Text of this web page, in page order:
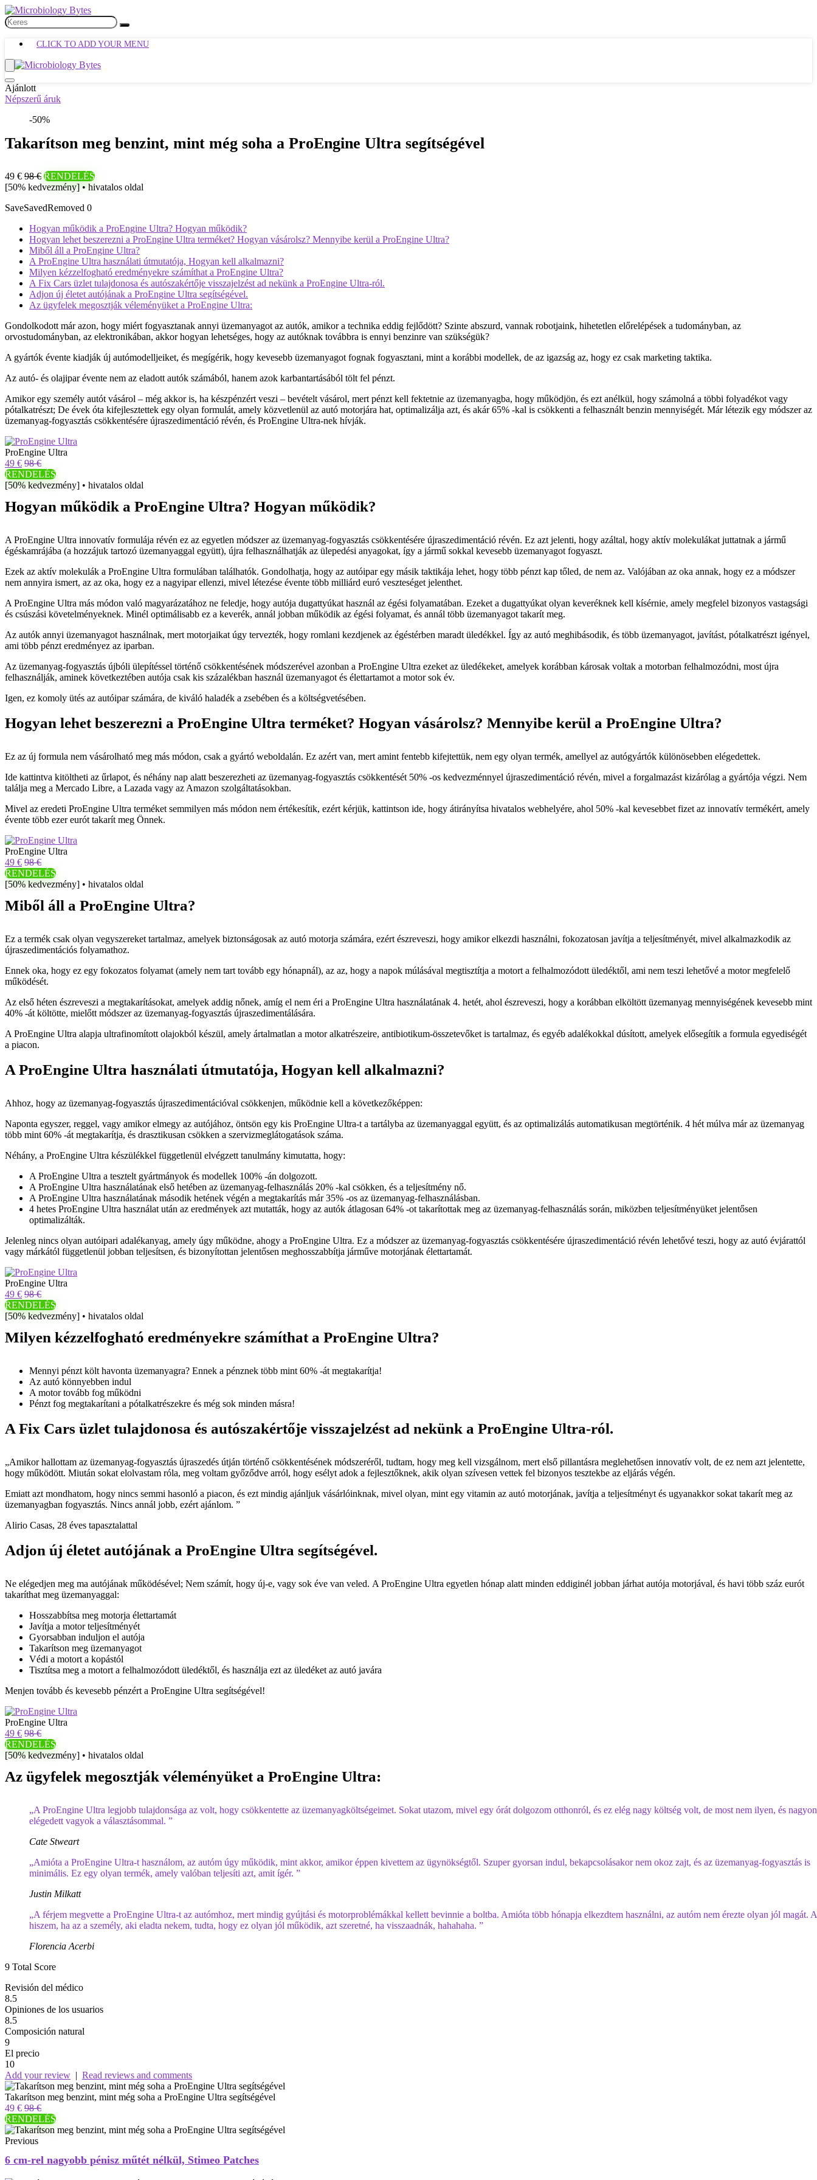
CLICK TO ADD YOUR MENU
Ajánlott
Népszerű áruk
-50%
Takarítson meg benzint, mint még soha a ProEngine Ultra segítségével
49 € 98 € RENDELÉS
[50% kedvezmény] • hivatalos oldal
SaveSavedRemoved 0
Hogyan működik a ProEngine Ultra? Hogyan működik?
Hogyan lehet beszerezni a ProEngine Ultra terméket? Hogyan vásárolsz? Mennyibe kerül a ProEngine Ultra?
Miből áll a ProEngine Ultra?
A ProEngine Ultra használati útmutatója, Hogyan kell alkalmazni?
Milyen kézzelfogható eredményekre számíthat a ProEngine Ultra?
A Fix Cars üzlet tulajdonosa és autószakértője visszajelzést ad nekünk a ProEngine Ultra-ról.
Adjon új életet autójának a ProEngine Ultra segítségével.
Az ügyfelek megosztják véleményüket a ProEngine Ultra:
Gondolkodott már azon, hogy miért fogyasztanak annyi üzemanyagot az autók, amikor a technika eddig fejlődött? Szinte abszurd, vannak robotjaink, hihetetlen előrelépések a tudományban, az
orvostudományban, az elektronikában, akkor hogyan lehetséges, hogy az autóknak továbbra is ennyi benzinre van szükségük?
A gyártók évente kiadják új autómodelljeiket, és megígérik, hogy kevesebb üzemanyagot fognak fogyasztani, mint a korábbi modellek, de az igazság az, hogy ez csak marketing taktika.
Az autó- és olajipar évente nem az eladott autók számából, hanem azok karbantartásából tölt fel pénzt.
Amikor egy személy autót vásárol – még akkor is, ha készpénzért veszi – bevételt vásárol, mert pénzt kell fektetnie az üzemanyagba, hogy működjön, és ezt anélkül, hogy számolná a többi folyadékot vagy
pótalkatrészt; De évek óta kifejlesztettek egy olyan formulát, amely közvetlenül az autó motorjára hat, optimalizálja azt, és akár 65% -kal is csökkenti a felhasznált benzin mennyiségét. Már létezik egy módszer az
üzemanyag-fogyasztás csökkentésére újraszedimentáció révén, és ProEngine Ultra-nek hívják.
ProEngine Ultra
49 € 98 €
RENDELÉS
[50% kedvezmény] • hivatalos oldal
Hogyan működik a ProEngine Ultra? Hogyan működik?
A ProEngine Ultra innovatív formulája révén ez az egyetlen módszer az üzemanyag-fogyasztás csökkentésére újraszedimentáció révén. Ez azt jelenti, hogy azáltal, hogy aktív molekulákat juttatnak a jármű
égéskamrájába (a hozzájuk tartozó üzemanyaggal együtt), újra felhasználhatják az ülepedési anyagokat, így a jármű sokkal kevesebb üzemanyagot fogyaszt.
Ezek az aktív molekulák a ProEngine Ultra formulában találhatók. Gondolhatja, hogy az autóipar egy másik taktikája lehet, hogy több pénzt kap tőled, de nem az. Valójában az oka annak, hogy ez a módszer
nem annyira ismert, az az oka, hogy ez a nagyipar ellenzi, mivel létezése évente több milliárd euró veszteséget jelenthet.
A ProEngine Ultra más módon való magyarázatához ne feledje, hogy autója dugattyúkat használ az égési folyamatában. Ezeket a dugattyúkat olyan keveréknek kell kísérnie, amely megfelel bizonyos vastagsági
és csúszási követelményeknek. Minél optimálisabb ez a keverék, annál jobban működik az égési folyamat, és annál több üzemanyagot takarít meg.
Az autók annyi üzemanyagot használnak, mert motorjaikat úgy tervezték, hogy romlani kezdjenek az égéstérben maradt üledékkel. Így az autó meghibásodik, és több üzemanyagot, javítást, pótalkatrészt igényel,
ami több pénzt eredményez az iparban.
Az üzemanyag-fogyasztás újbóli ülepítéssel történő csökkentésének módszerével azonban a ProEngine Ultra ezeket az üledékeket, amelyek korábban károsak voltak a motorban felhalmozódni, most újra
felhasználják, aminek következtében autója csak kis százalékban használ üzemanyagot és élettartamot a motor sok év.
Igen, ez komoly ütés az autóipar számára, de kiváló haladék a zsebében és a költségvetésében.
Hogyan lehet beszerezni a ProEngine Ultra terméket? Hogyan vásárolsz? Mennyibe kerül a ProEngine Ultra?
Ez az új formula nem vásárolható meg más módon, csak a gyártó weboldalán. Ez azért van, mert amint fentebb kifejtettük, nem egy olyan termék, amellyel az autógyártók különösebben elégedettek.
Ide kattintva kitöltheti az űrlapot, és néhány nap alatt beszerezheti az üzemanyag-fogyasztás csökkentését 50% -os kedvezménnyel újraszedimentáció révén, mivel a forgalmazást kizárólag a gyártója végzi. Nem
találja meg a Mercado Libre, a Lazada vagy az Amazon szolgáltatásokban.
Mivel az eredeti ProEngine Ultra terméket semmilyen más módon nem értékesítik, ezért kérjük, kattintson ide, hogy átirányítsa hivatalos webhelyére, ahol 50% -kal kevesebbet fizet az innovatív termékért, amely
évente több ezer eurót takarít meg Önnek.
ProEngine Ultra
49 € 98 €
RENDELÉS
[50% kedvezmény] • hivatalos oldal
Miből áll a ProEngine Ultra?
Ez a termék csak olyan vegyszereket tartalmaz, amelyek biztonságosak az autó motorja számára, ezért észreveszi, hogy amikor elkezdi használni, fokozatosan javítja a teljesítményét, mivel alkalmazkodik az
újraszedimentációs folyamathoz.
Ennek oka, hogy ez egy fokozatos folyamat (amely nem tart tovább egy hónapnál), az az, hogy a napok múlásával megtisztítja a motort a felhalmozódott üledéktől, ami nem teszi lehetővé a motor megfelelő
működését.
Az első héten észreveszi a megtakarításokat, amelyek addig nőnek, amíg el nem éri a ProEngine Ultra használatának 4. hetét, ahol észreveszi, hogy a korábban elköltött üzemanyag mennyiségének kevesebb mint
40% -át költötte, mielőtt módszer az üzemanyag-fogyasztás újraszedimentálására.
A ProEngine Ultra alapja ultrafinomított olajokból készül, amely ártalmatlan a motor alkatrészeire, antibiotikum-összetevőket is tartalmaz, és egyéb adalékokkal dúsított, amelyek elősegítik a formula egyediségét
a piacon.
A ProEngine Ultra használati útmutatója, Hogyan kell alkalmazni?
Ahhoz, hogy az üzemanyag-fogyasztás újraszedimentációval csökkenjen, működnie kell a következőképpen:
Naponta egyszer, reggel, vagy amikor elmegy az autójához, öntsön egy kis ProEngine Ultra-t a tartályba az üzemanyaggal együtt, és az optimalizálás automatikusan megtörténik. 4 hét múlva már az üzemanyag
több mint 60% -át megtakarítja, és drasztikusan csökken a szervizmeglátogatások száma.
Néhány, a ProEngine Ultra készülékkel függetlenül elvégzett tanulmány kimutatta, hogy:
A ProEngine Ultra a tesztelt gyártmányok és modellek 100% -án dolgozott.
A ProEngine Ultra használatának első hetében az üzemanyag-felhasználás 20% -kal csökken, és a teljesítmény nő.
A ProEngine Ultra használatának második hetének végén a megtakarítás már 35% -os az üzemanyag-felhasználásban.
4 hetes ProEngine Ultra használat után az eredmények azt mutatták, hogy az autók átlagosan 64% -ot takarítottak meg az üzemanyag-felhasználás során, miközben teljesítményüket jelentősen
optimalizálták.
Jelenleg nincs olyan autóipari adalékanyag, amely úgy működne, ahogy a ProEngine Ultra. Ez a módszer az üzemanyag-fogyasztás csökkentésére újraszedimentáció révén lehetővé teszi, hogy az autó évjárattól
vagy márkától függetlenül jobban teljesítsen, és bizonyítottan jelentősen meghosszabbítja járműve motorjának élettartamát.
ProEngine Ultra
49 € 98 €
RENDELÉS
[50% kedvezmény] • hivatalos oldal
Milyen kézzelfogható eredményekre számíthat a ProEngine Ultra?
Mennyi pénzt költ havonta üzemanyagra? Ennek a pénznek több mint 60% -át megtakarítja!
Az autó könnyebben indul
A motor tovább fog működni
Pénzt fog megtakarítani a pótalkatrészekre és még sok minden másra!
A Fix Cars üzlet tulajdonosa és autószakértője visszajelzést ad nekünk a ProEngine Ultra-ról.
„Amikor hallottam az üzemanyag-fogyasztás újraszedés útján történő csökkentésének módszeréről, tudtam, hogy meg kell vizsgálnom, mert első pillantásra meglehetősen innovatív volt, de ez nem azt jelentette,
hogy működött. Miután sokat elolvastam róla, meg voltam győződve arról, hogy esélyt adok a fejlesztőknek, akik olyan szívesen vettek fel bizonyos tesztekbe az eljárás végén.
Emiatt azt mondhatom, hogy nincs semmi hasonló a piacon, és ezt mindig ajánljuk vásárlóinknak, mivel olyan, mint egy vitamin az autó motorjának, javítja a teljesítményt és ugyanakkor sokat takarít meg az
üzemanyagban fogyasztás. Nincs annál jobb, ezért ajánlom. ”
Alirio Casas, 28 éves tapasztalattal
Adjon új életet autójának a ProEngine Ultra segítségével.
Ne elégedjen meg ma autójának működésével; Nem számít, hogy új-e, vagy sok éve van veled. A ProEngine Ultra egyetlen hónap alatt minden eddiginél jobban járhat autója motorjával, és havi több száz eurót
takaríthat meg üzemanyaggal:
Hosszabbítsa meg motorja élettartamát
Javítja a motor teljesítményét
Gyorsabban induljon el autója
Takarítson meg üzemanyagot
Védi a motort a kopástól
Tisztítsa meg a motort a felhalmozódott üledéktől, és használja ezt az üledéket az autó javára
Menjen tovább és kevesebb pénzért a ProEngine Ultra segítségével!
ProEngine Ultra
49 € 98 €
RENDELÉS
[50% kedvezmény] • hivatalos oldal
Az ügyfelek megosztják véleményüket a ProEngine Ultra:
„A ProEngine Ultra legjobb tulajdonsága az volt, hogy csökkentette az üzemanyagköltségeimet. Sokat utazom, mivel egy órát dolgozom otthonról, és ez elég nagy költség volt, de most nem ilyen, és nagyon
elégedett vagyok a választásommal. ”
Cate Stweart
„Amióta a ProEngine Ultra-t használom, az autóm úgy működik, mint akkor, amikor éppen kivettem az ügynökségtől. Szuper gyorsan indul, bekapcsolásakor nem okoz zajt, és az üzemanyag-fogyasztás is
minimális. Ez egy olyan termék, amely valóban teljesíti azt, amit ígér. ”
Justin Milkatt
„A férjem megvette a ProEngine Ultra-t az autómhoz, mert mindig gyújtási és motorproblémákkal kellett bevinnie a boltba. Amióta több hónapja elkezdtem használni, az autóm nem érezte olyan jól magát.
hiszem, ha az a személy, aki eladta nekem, tudta, hogy ez olyan jól működik, azt szeretné, ha visszaadnák, hahahaha. ”
Florencia Acerbi
9 Total Score
Revisión del médico
8.5
Opiniones de los usuarios
8.5
Composición natural
9
El precio
10
Add your review | Read reviews and comments
Takarítson meg benzint, mint még soha a ProEngine Ultra segítségével
49 € 98 €
RENDELÉS
Previous
6 cm-rel nagyobb pénisz műtét nélkül, Stimeo Patches